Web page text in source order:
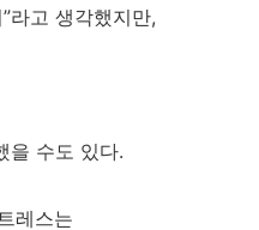
라고 생각했지만,
을 수도 있다.
레스는